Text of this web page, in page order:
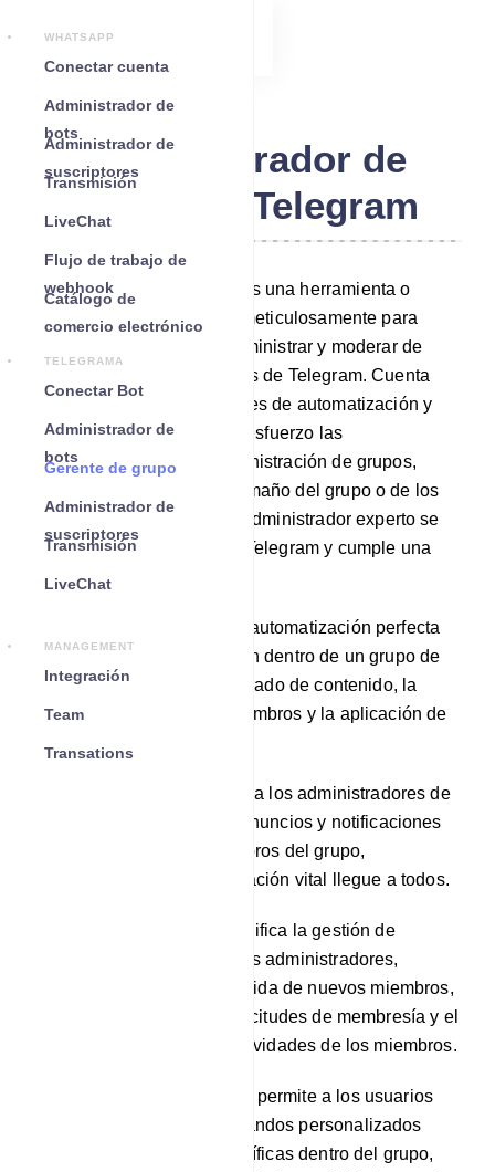
WHATSAPP
Conectar cuenta
Administrador de
bots
Administrador de
suscriptores
Transmisión
LiveChat
Flujo de trabajo de
webhook
Catálogo de
comercio electrónico
TELEGRAMA
Conectar Bot
Administrador de
bots
Gerente de grupo
Administrador de
suscriptores
Transmisión
LiveChat
MANAGEMENT
Integración
Team
Transations
Administrador de
grupo de Telegram
Telegram Group Manager es una herramienta o
servicio versátil diseñado meticulosamente para
ayudar a los usuarios a administrar y moderar de
manera eficiente sus grupos de Telegram. Cuenta
con un conjunto de funciones de automatización y
control que simplifican sin esfuerzo las
responsabilidades de administración de grupos,
independientemente del tamaño del grupo o de los
niveles de actividad. Este administrador experto se
integra perfectamente con Telegram y cumple una
multitud de propósitos:
Moderación automatizada: automatización perfecta
de las tareas de moderación dentro de un grupo de
Telegram, que abarca el filtrado de contenido, la
gestión de permisos de miembros y la aplicación de
Anuncios y alertas: permite a los administradores de
grupo enviar sin esfuerzo anuncios y notificaciones
cruciales a todos los miembros del grupo,
garantizando que la información vital llegue a todos.
Gestión de miembros: simplifica la gestión de
miembros del grupo para los administradores,
incluida la incorporación fluida de nuevos miembros,
el manejo eficaz de las solicitudes de membresía y el
monitoreo atento de las actividades de los miembros.
Comandos personalizados: permite a los usuarios
crear ingeniosamente comandos personalizados
para iniciar acciones específicas dentro del grupo,